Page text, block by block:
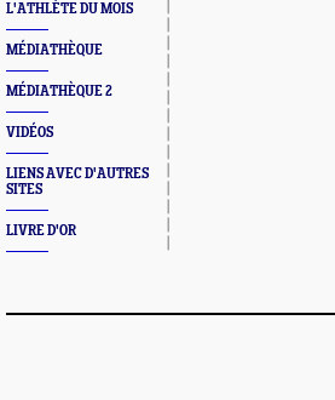
L'ATHLÈTE DU MOIS
MÉDIATHÈQUE
MÉDIATHÈQUE 2
VIDÉOS
LIENS AVEC D'AUTRES
SITES
LIVRE D'OR